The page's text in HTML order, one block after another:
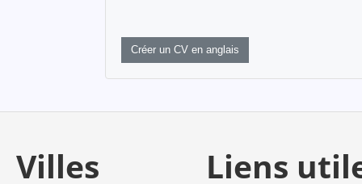
Créer un CV en anglais
Villes
Liens